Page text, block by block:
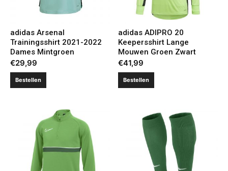
adidas Arsenal
Trainingsshirt 2021-2022
Dames Mintgroen
€29,99
Bestellen
adidas ADIPRO 20
Keepersshirt Lange
Mouwen Groen Zwart
€41,99
Bestellen